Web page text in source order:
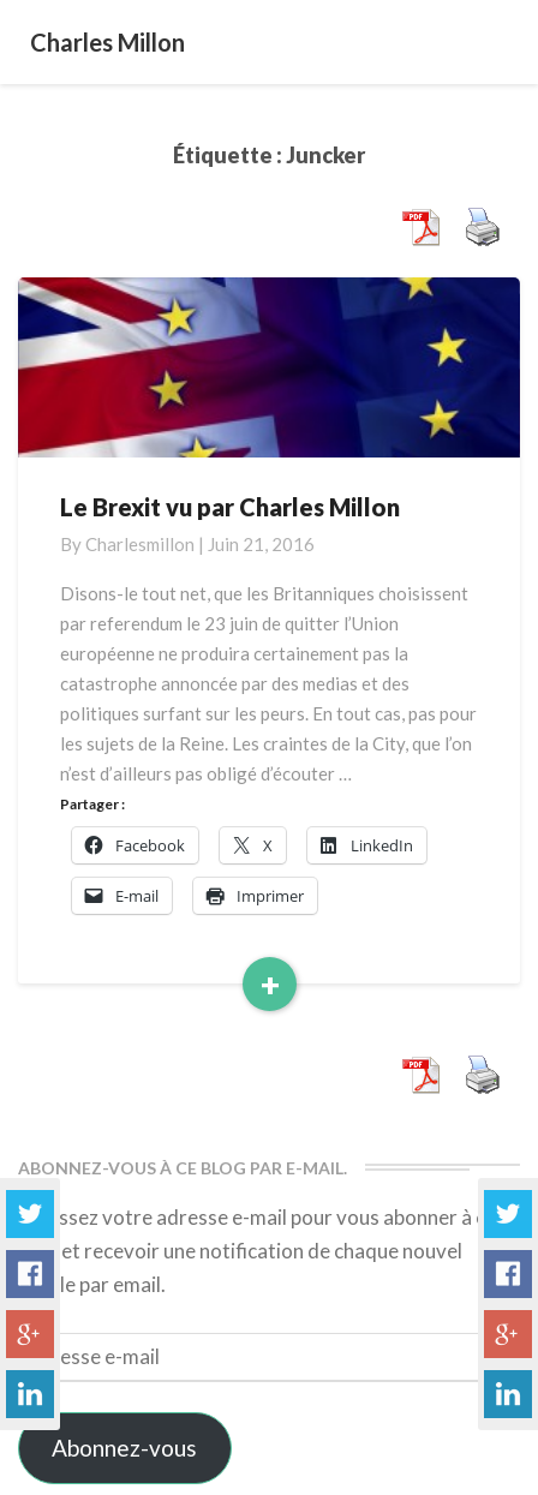
Charles Millon
Étiquette :Juncker
Le
vu
par
Millon
Le Brexit vu par Charles Millon
By Charlesmillon | Juin 21, 2016
Disons-le tout net, que les Britanniques choisissent
par referendum le 23 juin de quitter l’Union
européenne ne produira certainement pas la
catastrophe annoncée par des medias et des
politiques surfant sur les peurs. En tout cas, pas pour
les sujets de la Reine. Les craintes de la City, que l’on
n’est d’ailleurs pas obligé d’écouter …
+
Read
Partager :
Facebook X LinkedIn
E-mail Imprimer
ABONNEZ-VOUS À CE BLOG PAR E-MAIL.
Saisissez votre adresse e-mail pour vous abonner à ce
blog et recevoir une notification de chaque nouvel
article par email.
Adresse
e-
mail
Abonnez-vous